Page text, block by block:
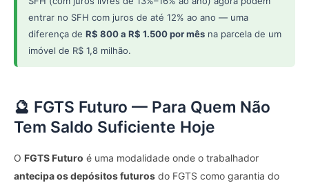
entrar no SFH com juros de até 12% ao ano — uma
diferença de R$ 800 a R$ 1.500 por mês na parcela de um
imóvel de R$ 1,8 milhão.
🔮 FGTS Futuro — Para Quem Não
Tem Saldo Suficiente Hoje
O FGTS Futuro é uma modalidade onde o trabalhador
antecipa os depósitos futuros do FGTS como garantia do